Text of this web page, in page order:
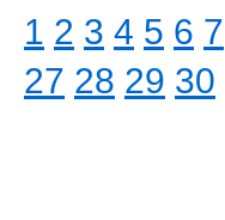
1 2 3 4 5 6 7
27 28 29 30